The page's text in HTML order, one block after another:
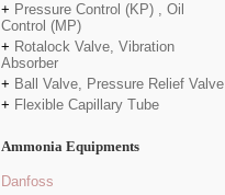
+ Pressure Control (KP) , Oil
Control (MP)
+ Rotalock Valve, Vibration
Absorber
+ Ball Valve, Pressure Relief Valve
+ Flexible Capillary Tube
Ammonia Equipments
Danfoss